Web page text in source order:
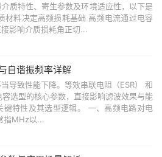
质特性、寄生参数及环境适应性，以下是
材料决定高频损耗基础 高频电流通过电容
影响介质损耗角正切...
自谐振频率详解
导致性能下降。等效串联电阻（ESR） 和
选型的核心参数，直接影响滤波效果与能
键特性及其选型逻辑。 一、高频电路对电
指MHz以...